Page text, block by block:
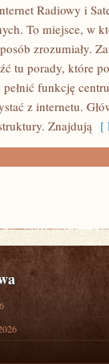
Radiowy i
To miejsce, w
zrozumiały.
tu porady, które
funkcję
z internetu.
Znajdują [